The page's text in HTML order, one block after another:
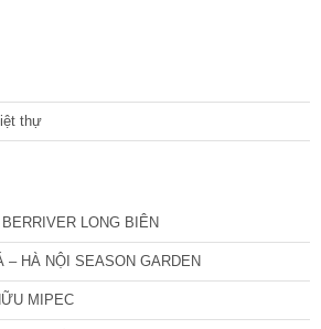
thự
LONG BIÊN
– HÀ NỘI SEASON GARDEN
MIPEC